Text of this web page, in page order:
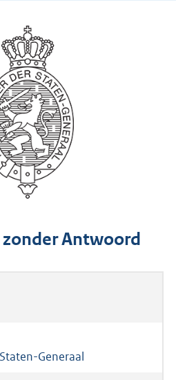
Antwoord
Generaal